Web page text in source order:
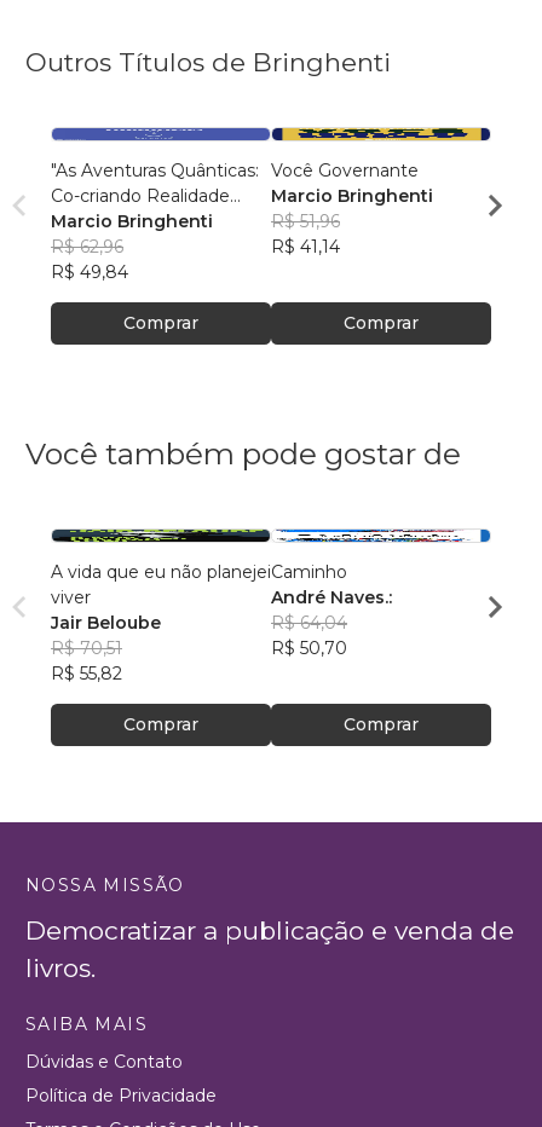
Outros Títulos de Bringhenti
"As Aventuras Quânticas:
Co-criando Realidade
com a Bíblia"
Marcio Bringhenti
R$ 62,96
R$ 49,84
Comprar
Você Governante
Marcio Bringhenti
R$ 51,96
R$ 41,14
Comprar
para
Você também pode gostar de
A vida que eu não planejei
viver
Jair Beloube
R$ 70,51
R$ 55,82
Comprar
Caminho
André Naves.:
R$ 64,04
R$ 50,70
Comprar
NOSSA MISSÃO
Democratizar a publicação e venda de
livros.
SAIBA MAIS
Dúvidas e Contato
Política de Privacidade